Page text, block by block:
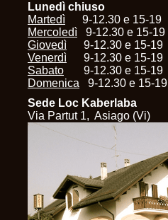
Lunedì chiuso
Martedì 9-12.30 e 15-19
Mercoledì 9-12.30 e 15-19
Giovedì 9-12.30 e 15-19
Venerdì 9-12.30 e 15-19
Sabato 9-12.30 e 15-19
Domenica 9-12.30 e 15-19
Sede Loc Kaberlaba
Via Partut 1, Asiago (Vi)